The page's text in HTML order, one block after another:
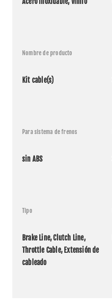
Nombre de producto
Kit cable(s)
Para sistema de frenos
sin ABS
Tipo
Brake Line, Clutch Line,
Throttle Cable, Extensión de
cableado